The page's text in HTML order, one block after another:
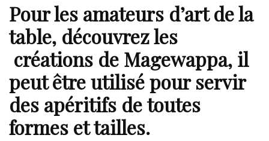
Pour les amateurs d’art de la
table, découvrez les
créations de Magewappa, il
peut être utilisé pour servir
des apéritifs de toutes
formes et tailles.